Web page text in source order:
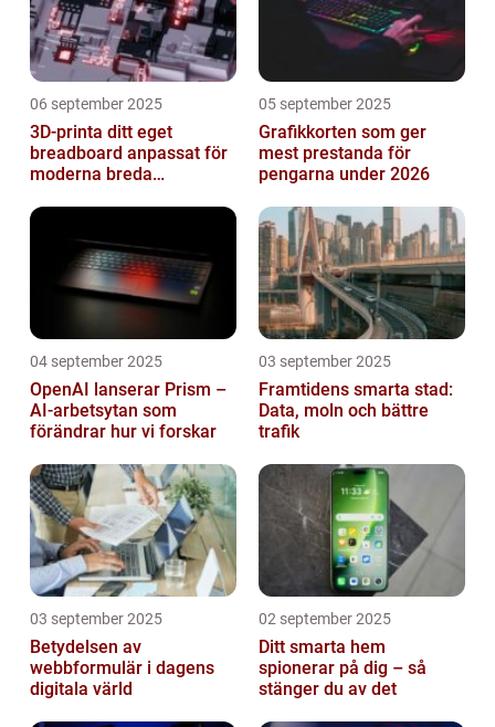
06 september 2025
3D-printa ditt eget
breadboard anpassat för
moderna breda
05 september 2025
Grafikkorten som ger
mest prestanda för
pengarna under 2026
04 september 2025
OpenAI lanserar Prism –
AI-arbetsytan som
förändrar hur vi forskar
03 september 2025
Framtidens smarta stad:
Data, moln och bättre
trafik
03 september 2025
Betydelsen av
webbformulär i dagens
digitala värld
02 september 2025
Ditt smarta hem
spionerar på dig – så
stänger du av det